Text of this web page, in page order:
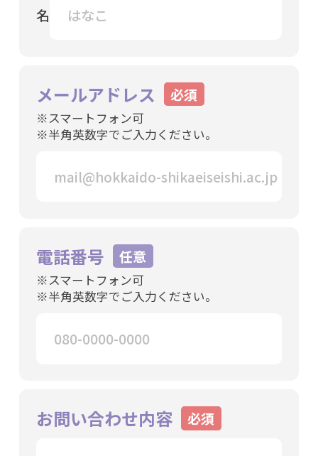
名
メールアドレス
※スマートフォン可
※半角英数字でご入力ください。
電話番号
※スマートフォン可
※半角英数字でご入力ください。
お問い合わせ内容